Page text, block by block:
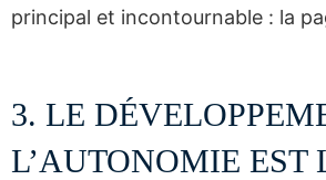
principal et incontournable : la
3. LE
L’AUTONOMIE EST